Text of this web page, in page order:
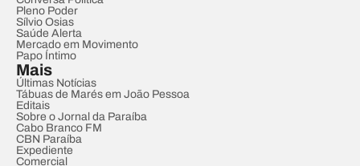
Pleno Poder
Sílvio Osias
Saúde Alerta
Mercado em Movimento
Papo Íntimo
Mais
Últimas Notícias
Tábuas de Marés em João Pessoa
Editais
Sobre o Jornal da Paraíba
Cabo Branco FM
CBN Paraíba
Expediente
Comercial